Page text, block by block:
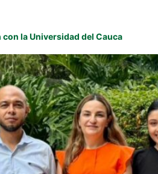
la Universidad del Cauca